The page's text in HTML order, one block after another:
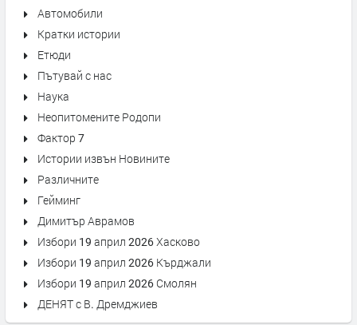
Автомобили
Кратки истории
Етюди
Пътувай с нас
Наука
Неопитомените Родопи
Фактор 7
Истории извън Новините
Различните
Гейминг
Димитър Аврамов
Избори 19 април 2026 Хасково
Избори 19 април 2026 Кърджали
Избори 19 април 2026 Смолян
ДЕНЯТ с В. Дремджиев